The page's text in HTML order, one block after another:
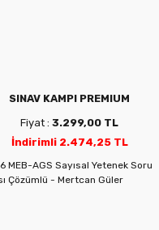
SINAV KAMPI PREMIUM
Fiyat :3.299,00 TL
İndirimli 2.474,25 TL